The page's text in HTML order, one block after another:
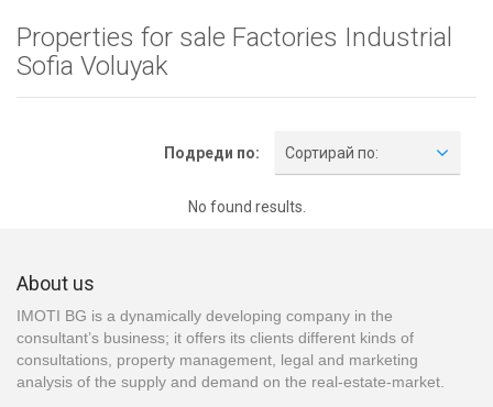
Properties for sale Factories Industrial
Sofia Voluyak
Подреди по: Сортирай по:
No found results.
About us
IMOTI BG is a dynamically developing company in the
consultant’s business; it offers its clients different kinds of
consultations, property management, legal and marketing
analysis of the supply and demand on the real-estate-market.